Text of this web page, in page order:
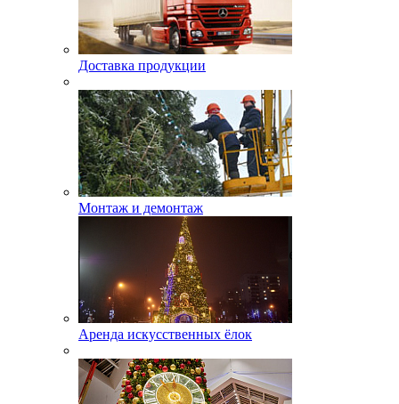
Доставка продукции
Монтаж и демонтаж
Аренда искусственных ёлок